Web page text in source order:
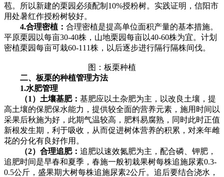
苞。所以新建的栗园必须配制10%授粉树。实践证明，信阳市
用处暑红作授粉树较好。
4.合理密植： 合理密植是提高单位面积产量的基本措施。
平原栗园以每亩30-40株，山地栗园每亩以40-60株为宜。计划
密植栗园每亩可栽60-111株，以后逐步进行隔行隔株间伐。
图：板栗种植
二、板栗的种植管理方法
1.水肥管理
（1）土壤基肥： 基肥应以土杂肥为主，以改良土壤，提
高土壤的保肥保水能力，提供较全面的营养元素，施用时间以
采果后秋施为好，此期气温较高，肥料易腐熟，同时此时正值
新根发生期，利于吸收，从而促进树体营养的积累，对来年雌
花的分化有良好作用。
（2）合理追肥： 追肥以速效氮肥为主，配合磷、钾肥，
追肥时间是早春和夏季，春施一般初栽果树每株追施尿素0.3-
0.5公斤，盛果期大树每株追施尿素2公斤。追后要结合浇水，